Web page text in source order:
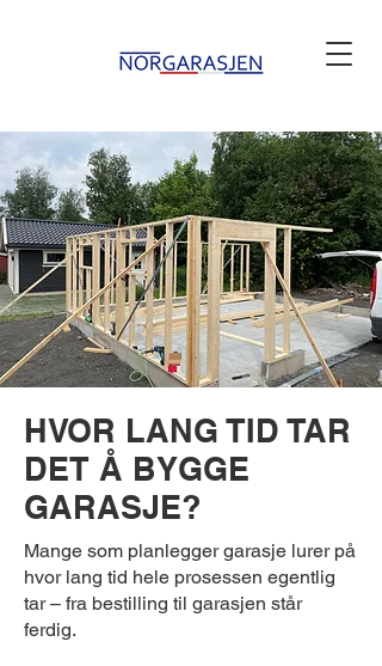
HVOR LANG TID TAR
DET Å BYGGE
GARASJE?
Mange som planlegger garasje lurer på
hvor lang tid hele prosessen egentlig
tar – fra bestilling til garasjen står
ferdig.